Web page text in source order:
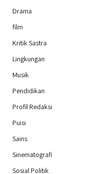
Drama
film
Kritik Sastra
Lingkungan
Musik
Pendidikan
Profil Redaksi
Puisi
Sains
Sinematografi
Sosial Politik